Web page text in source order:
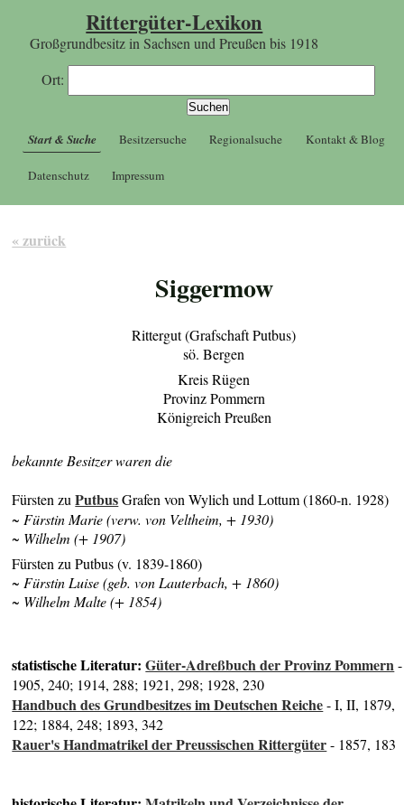
Rittergüter-Lexikon
Großgrundbesitz in Sachsen und Preußen bis 1918
Ort:
Start & Suche Besitzersuche Regionalsuche Kontakt & Blog
Datenschutz Impressum
« zurück
Siggermow
Rittergut (Grafschaft Putbus)
sö. Bergen
Kreis Rügen
Provinz Pommern
Königreich Preußen
bekannte Besitzer waren die
Fürsten zuPutbusGrafen von Wylich und Lottum (1860-n. 1928)
~ Fürstin Marie (verw. von Veltheim, + 1930)
~ Wilhelm (+ 1907)
Fürsten zu Putbus (v. 1839-1860)
~ Fürstin Luise (geb. von Lauterbach, + 1860)
~ Wilhelm Malte (+ 1854)
statistische Literatur:Güter-Adreßbuch der Provinz Pommern-
1905, 240; 1914, 288; 1921, 298; 1928, 230
Handbuch des Grundbesitzes im Deutschen Reiche- I, II, 1879,
122; 1884, 248; 1893, 342
Rauer's Handmatrikel der Preussischen Rittergüter- 1857, 183